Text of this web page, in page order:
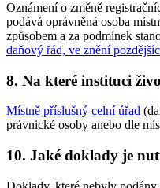
Oznámení o změně
podává oprávněná osoba
způsobem a za podmínek
daňový řád, ve znění
8. Na které instituci
Místně příslušný celní úřad
právnické osoby anebo dle
10. Jaké doklady je